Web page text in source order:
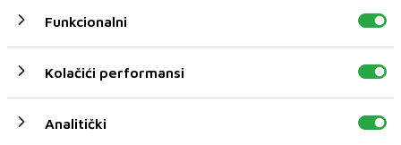
trenutak za takvu kampanju, niti u regiji, a niti
u svijetu. Hrvatski premijer Plenković to jako
dobro razumije.
suočiti s Darijanom Filipović,
Funkcionalni
Kolačići performansi
Analitički